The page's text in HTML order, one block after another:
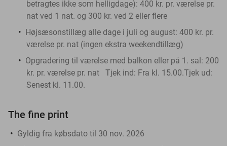
betragtes ikke som helligdage): 400 kr. pr. værelse pr.
nat ved 1 nat. og 300 kr. ved 2 eller flere
Højsæsonstillæg alle dage i juli og august: 400 kr. pr.
værelse pr. nat (ingen ekstra weekendtillæg)
Opgradering til værelse med balkon eller på 1. sal: 200
kr. pr. værelse pr. nat Tjek ind: Fra kl. 15.00.Tjek ud:
Senest kl. 11.00.
The fine print
Gyldig fra købsdato til 30 nov. 2026